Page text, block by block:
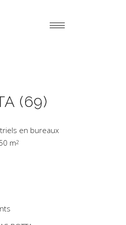
(69)
en bureaux
m2